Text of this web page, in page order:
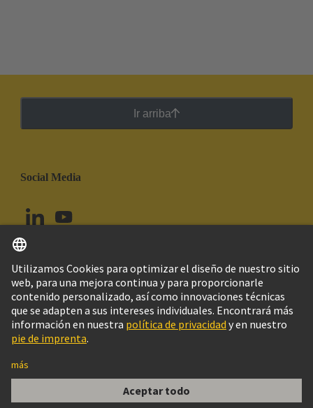
Ir arriba
Social Media
Perú Español
© Grupo Tecnológico HARTING
Imprint
Aviso Legal WebInformación al cliente